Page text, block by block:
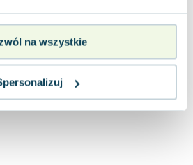
na wszystkie